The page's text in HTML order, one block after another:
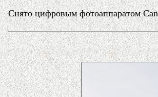
Снято цифровым фотоаппаратом